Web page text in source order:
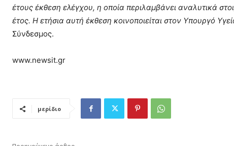
έτους έκθεση ελέγχου, η οποία περιλαμβάνει αναλυτικά
έτος. Η ετήσια αυτή έκθεση κοινοποιείται στον Υπουργό
Σύνδεσμος.
www.newsit.gr
μερίδιο